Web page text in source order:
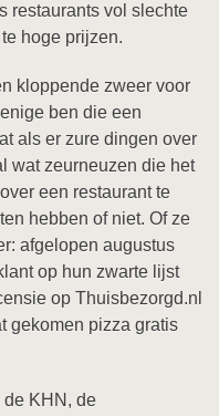
restaurants vol slechte
hoge prijzen.
kloppende zweer voor
ben die een
als er zure dingen over
wat zeurneuzen die het
een restaurant te
hebben of niet. Of ze
afgelopen augustus
op hun zwarte lijst
op Thuisbezorgd.nl
gekomen pizza gratis
de KHN, de